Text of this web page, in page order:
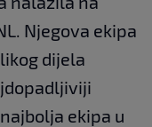
Njegova ekipa
dijela
ekipa u